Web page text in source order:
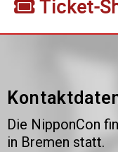
Ticket-
Die NipponCon
in Bremen statt.